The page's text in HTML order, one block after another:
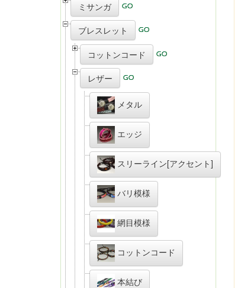
ミサンガ
ブレスレット
コットンコード
レザー
メタル
エッジ
スリーライン[アクセント]
バリ模様
網目模様
コットンコード
本結び